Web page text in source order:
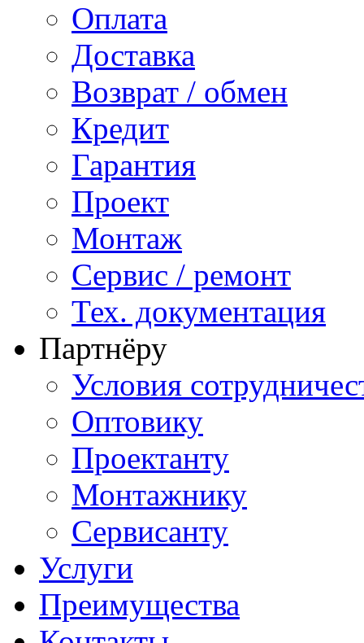
Оплата
Доставка
Возврат / обмен
Кредит
Гарантия
Проект
Монтаж
Сервис / ремонт
Тех. документация
Партнёру
Условия
Оптовику
Проектанту
Монтажнику
Сервисанту
Услуги
Преимущества